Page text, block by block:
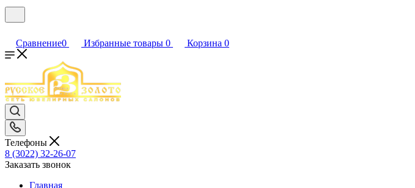
Сравнение0 Избранные товары 0 Корзина 0
Телефоны
8 (3022) 32-26-07
Заказать звонок
Главная